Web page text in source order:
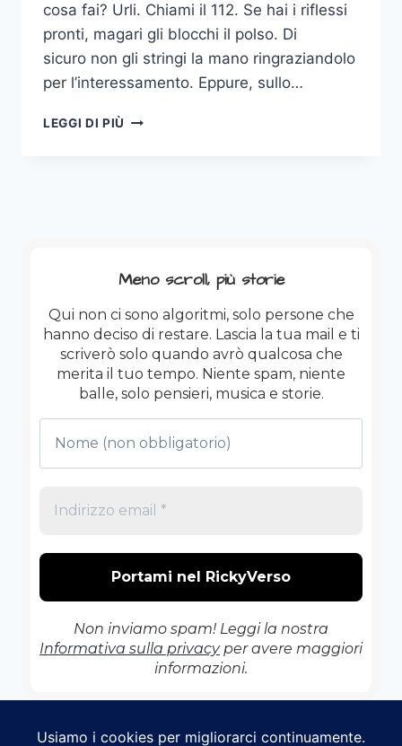
cosa fai? Urli. Chiami il 112. Se hai i riflessi
pronti, magari gli blocchi il polso. Di
sicuro non gli stringi la mano ringraziandolo
per l’interessamento. Eppure, sullo…
LEGGI DI PIÙ
IL
PERMESSO)
Meno scroll, più storie
Qui non ci sono algoritmi, solo persone che
hanno deciso di restare. Lascia la tua mail e ti
scriverò solo quando avrò qualcosa che
merita il tuo tempo. Niente spam, niente
balle, solo pensieri, musica e storie.
Non inviamo spam! Leggi la nostra
Informativa sulla privacyper avere maggiori
informazioni.